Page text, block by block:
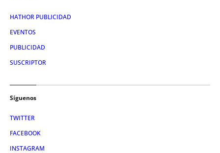
HATHOR PUBLICIDAD
EVENTOS
PUBLICIDAD
SUSCRIPTOR
Síguenos
TWITTER
FACEBOOK
INSTAGRAM